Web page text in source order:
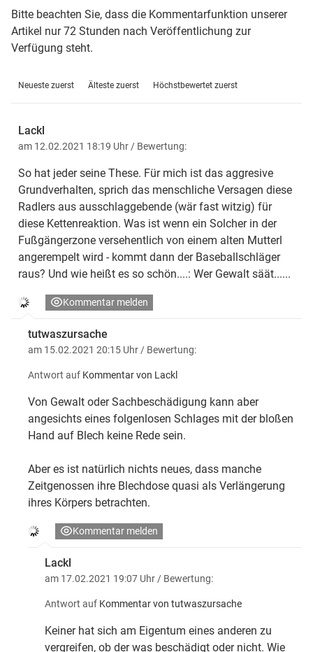
Bitte beachten Sie, dass die Kommentarfunktion unserer
Artikel nur 72 Stunden nach Veröffentlichung zur
Verfügung steht.
Neueste zuerst Älteste zuerst Höchstbewertet zuerst
Lackl
am 12.02.2021 18:19 Uhr / Bewertung:
So hat jeder seine These. Für mich ist das aggresive
Grundverhalten, sprich das menschliche Versagen diese
Radlers aus ausschlaggebende (wär fast witzig) für
diese Kettenreaktion. Was ist wenn ein Solcher in der
Fußgängerzone versehentlich von einem alten Mutterl
angerempelt wird - kommt dann der Baseballschläger
raus? Und wie heißt es so schön....: Wer Gewalt säät......
Kommentar melden
tutwaszursache
am 15.02.2021 20:15 Uhr / Bewertung:
Antwort auf Kommentar von Lackl
Von Gewalt oder Sachbeschädigung kann aber
angesichts eines folgenlosen Schlages mit der bloßen
Hand auf Blech keine Rede sein.
Aber es ist natürlich nichts neues, dass manche
Zeitgenossen ihre Blechdose quasi als Verlängerung
ihres Körpers betrachten.
Kommentar melden
Lackl
am 17.02.2021 19:07 Uhr / Bewertung:
Antwort auf Kommentar von tutwaszursache
Keiner hat sich am Eigentum eines anderen zu
vergreifen, ob der was beschädigt oder nicht. Wie